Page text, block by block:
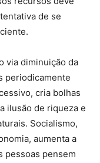
de se
via diminuição da
periodicamente
cria bolhas
ilusão de riqueza e
Socialismo,
aumenta a
pessoas pensem